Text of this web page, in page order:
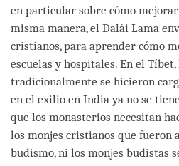
en particular sobre cómo
misma manera, el Dalái Lama
cristianos, para aprender cómo
escuelas y hospitales. En el
tradicionalmente se hicieron
en el exilio en India ya no se
que los monasterios necesitan
los monjes cristianos que fueron
budismo, ni los monjes budistas